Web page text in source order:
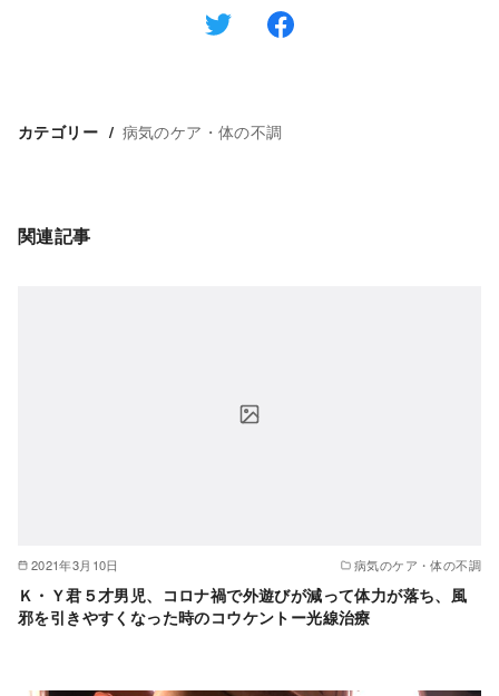
カテゴリー 病気のケア・体の不調
関連記事
2021年3月10日 病気のケア・体の不調
Ｋ・Ｙ君５才男児、コロナ禍で外遊びが減って体力が落ち、風
邪を引きやすくなった時のコウケントー光線治療